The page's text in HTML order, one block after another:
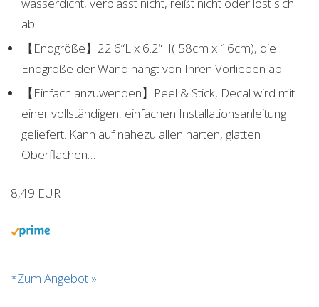
ab.
【Endgröße】22.6“L x 6.2“H( 58cm x 16cm), die
Endgröße der Wand hängt von Ihren Vorlieben ab.
【Einfach anzuwenden】Peel & Stick, Decal wird mit
einer vollständigen, einfachen Installationsanleitung
geliefert. Kann auf nahezu allen harten, glatten
Oberflächen…
8,49 EUR
*Zum Angebot »